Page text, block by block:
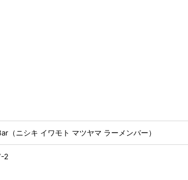
ニシキ イワモト マツヤマ ラーメンバー）
2